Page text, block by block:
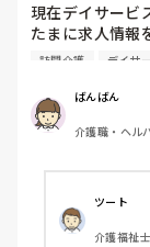
現在デイサービ
たまに求人情報
訪問介護の時給
訪問介護は勤め
仕事内容や長所
訪問介護 デイサ
ばんばん
介護職・ヘル
ツート
介護福祉